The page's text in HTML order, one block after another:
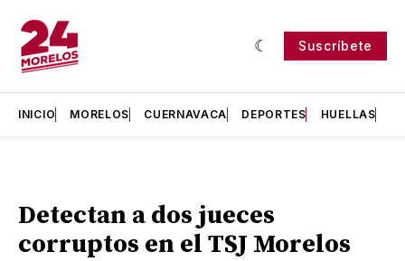
Suscríbete
INICIO MORELOS CUERNAVACA DEPORTES HUELLAS
Detectan a dos jueces
corruptos en el TSJ Morelos